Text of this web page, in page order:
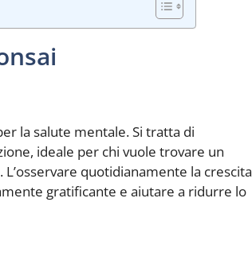
la salute mentale. Si tratta di
ideale per chi vuole trovare un
quotidianamente la crescita
gratificante e aiutare a ridurre lo